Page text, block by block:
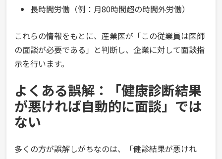
長時間労働（例：月80時間超の時間外労働）
これらの情報をもとに、産業医が「この従業員は医師
の面談が必要である」と判断し、企業に対して面談指
示を行います。
よくある誤解：「健康診断結果
が悪ければ自動的に面談」では
ない
多くの方が誤解しがちなのは、「健診結果が悪けれ